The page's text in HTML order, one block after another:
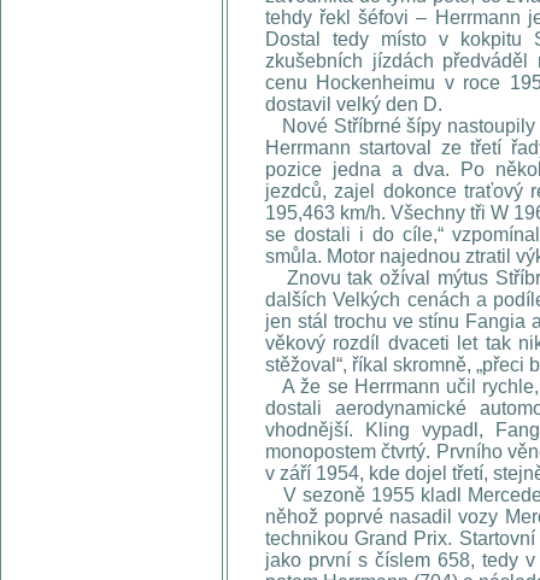
tehdy řekl šéfovi – Herrmann
Dostal tedy místo v kokpitu
zkušebních jízdách
cenu Hockenheimu v roce
dostavil velký den D.
Nové Stříbrné šípy nastoupily
Herrmann startoval ze třetí
pozice jedna a dva. Po
jezdců, zajel dokonce traťový
195,463 km/h. Všechny tři W
se dostali i do cíle,“
smůla. Motor najednou ztratil
Znovu tak ožíval mýtus
dalších Velkých cenách a
jen stál trochu ve stínu Fangia
věkový rozdíl dvaceti let tak
stěžoval“, říkal skromně, „přeci
A že se Herrmann učil
dostali aerodynamické
vhodnější. Kling vypadl,
monopostem čtvrtý. Prvního
v září 1954, kde dojel třetí,
V sezoně 1955 kladl
něhož poprvé nasadil vozy
technikou Grand Prix.
jako první s číslem 658, tedy